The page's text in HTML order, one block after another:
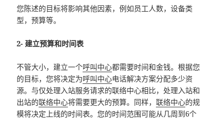
您陈述的目标将影响其他因素，例如员工人数，设备类
型，预算等。
2- 建立预算和时间表
不管大小，建立一个呼叫中心都需要时间和金钱。根据您
的目标，您将决定为呼叫中心电话解决方案分配多少资
源。与仅处理入站服务请求的联络中心相比，处理入站和
出站的联络中心将需要更大的预算。同样，联络中心的规
模将决定上线的时间表。您的时间范围可能从几周到6个